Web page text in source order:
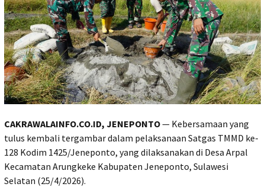
CAKRAWALAINFO.CO.ID, JENEPONTO— Kebersamaan yang
tulus kembali tergambar dalam pelaksanaan Satgas TMMD ke-
128 Kodim 1425/Jeneponto, yang dilaksanakan di Desa Arpal
Kecamatan Arungkeke Kabupaten Jeneponto, Sulawesi
Selatan (25/4/2026).